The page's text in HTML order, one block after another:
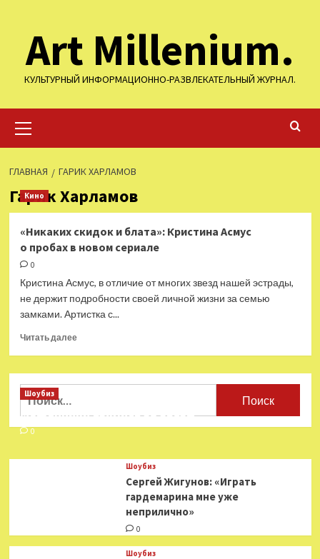
содержимому
Art Millenium.
КУЛЬТУРНЫЙ ИНФОРМАЦИОННО-РАЗВЛЕКАТЕЛЬНЫЙ ЖУРНАЛ.
меню
ГЛАВНАЯ ГАРИК ХАРЛАМОВ
Гарик Харламов
Кино
«Никаких скидок и блата»: Кристина Асмус
о пробах в новом сериале
0
Кристина Асмус, в отличие от многих звезд нашей эстрады,
не держит подробности своей личной жизни за семью
замками. Артистка с...
Читать далееПрочитать
«Никаких
Кристина
Асмус
в новом
Найти:
Шоубиз
Мошенники взялись за звезд
0
Шоубиз
Сергей Жигунов: «Играть
гардемарина мне уже
неприлично»
0
Шоубиз